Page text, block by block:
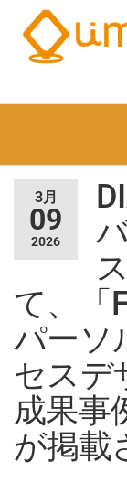
3月
09
2026
て、「
パーソ
セスデ
成果事
が掲載